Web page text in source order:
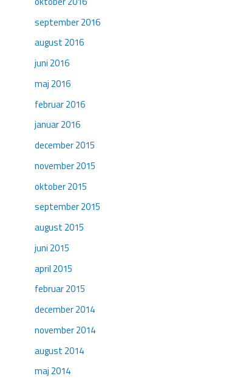
september 2016
august 2016
juni 2016
maj 2016
februar 2016
januar 2016
december 2015
november 2015
oktober 2015
september 2015
august 2015
juni 2015
april 2015
februar 2015
december 2014
november 2014
august 2014
maj 2014